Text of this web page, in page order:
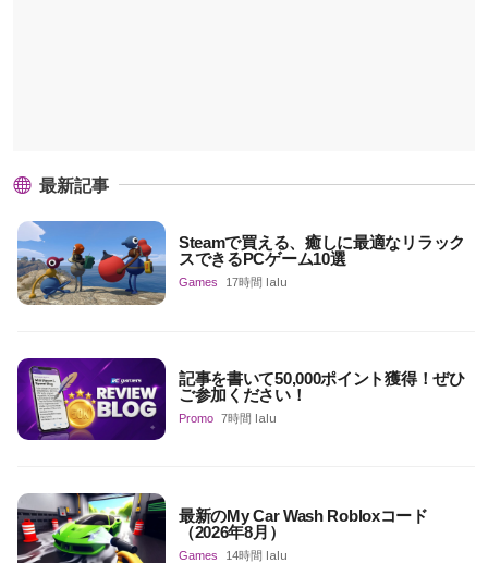
最新記事
Steamで買える、癒しに最適なリラック
スできるPCゲーム10選
Games 17時間 lalu
記事を書いて50,000ポイント獲得！ぜひ
ご参加ください！
Promo 7時間 lalu
最新のMy Car Wash Robloxコード
（2026年8月）
Games 14時間 lalu